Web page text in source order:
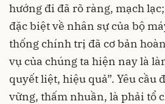
hướng đi đã rõ ràng, mạch
đặc biệt về nhân sự của bộ
thống chính trị đã cơ bản
vụ của chúng ta hiện nay là
quyết liệt, hiệu quả”. Yêu cầu
vững, thấm nhuần, là phải tổ